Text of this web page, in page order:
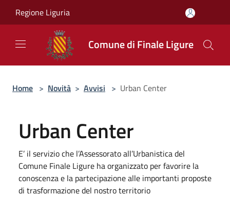
Regione Liguria
Comune di Finale Ligure
Home > Novità > Avvisi > Urban Center
Urban Center
E’ il servizio che l’Assessorato all’Urbanistica del
Comune Finale Ligure ha organizzato per favorire la
conoscenza e la partecipazione alle importanti proposte
di trasformazione del nostro territorio